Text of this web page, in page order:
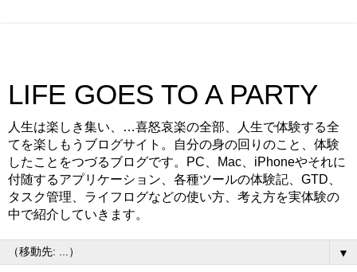
LIFE GOES TO A PARTY
人生は楽しき集い、…喜怒哀楽の全部、人生で体験する全
てを楽しもうブログサイト。自分の身の回りのこと、体験
したことをつづるブログです。PC、Mac、iPhoneやそれに
付随するアプリケーション、各種ツールの体験記、GTD、
タスク管理、ライフログなどの使い方、考え方を実体験の
中で紹介していきます。
▼